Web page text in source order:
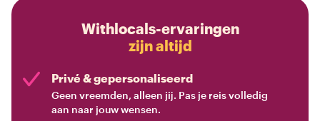
Withlocals-ervaringen
zijn altijd
Privé & gepersonaliseerd
Geen vreemden, alleen jij. Pas je reis volledig
aan naar jouw wensen.